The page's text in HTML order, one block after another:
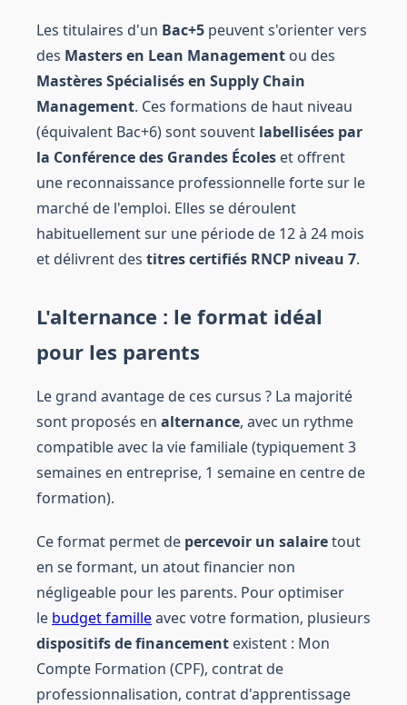
Les titulaires d'un Bac+5 peuvent s'orienter vers
des Masters en Lean Management ou des
Mastères Spécialisés en Supply Chain
Management. Ces formations de haut niveau
(équivalent Bac+6) sont souvent labellisées par
la Conférence des Grandes Écoles et offrent
une reconnaissance professionnelle forte sur le
marché de l'emploi. Elles se déroulent
habituellement sur une période de 12 à 24 mois
et délivrent des titres certifiés RNCP niveau 7.
L'alternance : le format idéal
pour les parents
Le grand avantage de ces cursus ? La majorité
sont proposés en alternance, avec un rythme
compatible avec la vie familiale (typiquement 3
semaines en entreprise, 1 semaine en centre de
formation).
Ce format permet de percevoir un salairetout
en se formant, un atout financier non
négligeable pour les parents. Pour optimiser
le budget familleavec votre formation, plusieurs
dispositifs de financement existent : Mon
Compte Formation (CPF), contrat de
professionnalisation, contrat d'apprentissage